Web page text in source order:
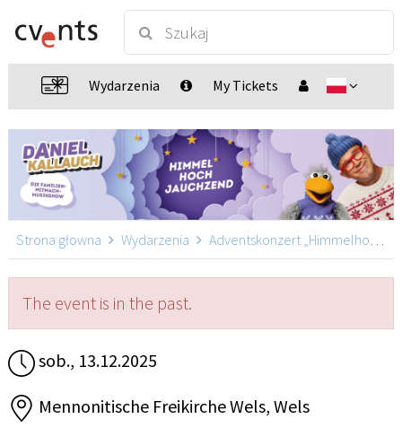
Wydarzenia My Tickets
Strona głowna Wydarzenia Adventskonzert „Himmelhochjauchzend“ mit Daniel Kallauch
The event is in the past.
sob., 13.12.2025
Mennonitische Freikirche Wels, Wels